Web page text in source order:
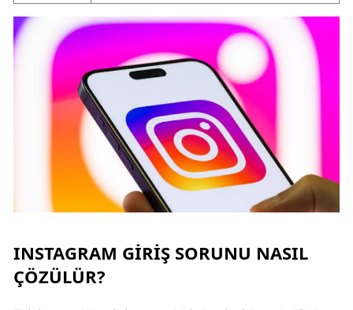
INSTAGRAM GIRIŞ SORUNU NASIL
ÇÖZÜLÜR?